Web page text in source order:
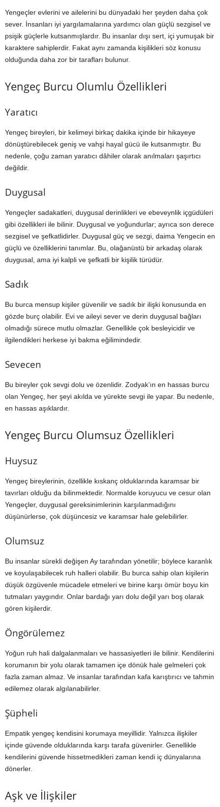
Yengeçler evlerini ve ailelerini bu dünyadaki her şeyden daha çok
sever. İnsanları iyi yargılamalarına yardımcı olan güçlü sezgisel ve
psişik güçlerle kutsanmışlardır. Bu insanlar dışı sert, içi yumuşak bir
karaktere sahiplerdir. Fakat aynı zamanda kişilikleri söz konusu
olduğunda daha zor bir tarafları bulunur.
Yengeç Burcu Olumlu Özellikleri
Yaratıcı
Yengeç bireyleri, bir kelimeyi birkaç dakika içinde bir hikayeye
dönüştürebilecek geniş ve vahşi hayal gücü ile kutsanmıştır. Bu
nedenle, çoğu zaman yaratıcı dâhiler olarak anılmaları şaşırtıcı
değildir.
Duygusal
Yengeçler sadakatleri, duygusal derinlikleri ve ebeveynlik içgüdüleri
gibi özellikleri ile bilinir. Duygusal ve yoğundurlar; ayrıca son derece
sezgisel ve şefkatlidirler. Duygusal güç ve sezgi, daima Yengecin en
güçlü ve özelliklerini tanımlar. Bu, olağanüstü bir arkadaş olarak
duygusal, ama iyi kalpli ve şefkatli bir kişilik türüdür.
Sadık
Bu burca mensup kişiler güvenilir ve sadık bir ilişki konusunda en
gözde burç olabilir. Evi ve aileyi sever ve derin duygusal bağları
olmadığı sürece mutlu olmazlar. Genellikle çok besleyicidir ve
ilgilendikleri herkese iyi bakma eğilimindedir.
Sevecen
Bu bireyler çok sevgi dolu ve özenlidir. Zodyak’ın en hassas burcu
olan Yengeç, her şeyi akılda ve yürekte sevgi ile yapar. Bu nedenle,
en hassas aşıklardır.
Yengeç Burcu Olumsuz Özellikleri
Huysuz
Yengeç bireylerinin, özellikle kıskanç olduklarında karamsar bir
tavırları olduğu da bilinmektedir. Normalde koruyucu ve cesur olan
Yengeçler, duygusal gereksinimlerinin karşılanmadığını
düşünürlerse, çok düşüncesiz ve karamsar hale gelebilirler.
Olumsuz
Bu insanlar sürekli değişen Ay tarafından yönetilir; böylece karanlık
ve koyulaşabilecek ruh halleri olabilir. Bu burca sahip olan kişilerin
düşük özgüvenle mücadele etmeleri ve birine karşı ömür boyu kin
tutmaları yaygındır. Onlar bardağı yarı dolu değil yarı boş olarak
gören kişilerdir.
Öngörülemez
Yoğun ruh hali dalgalanmaları ve hassasiyetleri ile bilinir. Kendilerini
korumanın bir yolu olarak tamamen içe dönük hale gelmeleri çok
fazla zaman almaz. Ve insanlar tarafından kafa karıştırıcı ve tahmin
edilemez olarak algılanabilirler.
Şüpheli
Empatik yengeç kendisini korumaya meyillidir. Yalnızca ilişkiler
içinde güvende olduklarında karşı tarafa güvenirler. Genellikle
kendilerini güvende hissetmedikleri zaman kendi iç dünyalarına
dönerler.
Aşk ve İlişkiler